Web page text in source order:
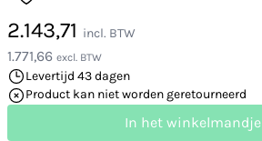
2.143,71 incl. BTW
1.771,66 excl. BTW
Levertijd 43 dagen
Product kan niet worden geretourneerd
In het winkelmandje